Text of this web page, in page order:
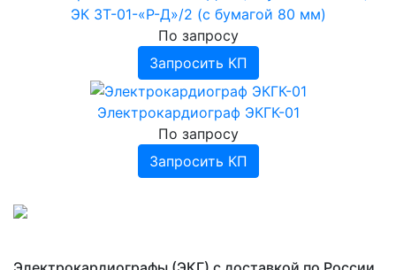
Прочее
ЭК 3Т-01-«Р-Д»/2 (с бумагой 80 мм)
По запросу
Запросить КП
Электрокардиограф ЭКГК-01
По запросу
Запросить КП